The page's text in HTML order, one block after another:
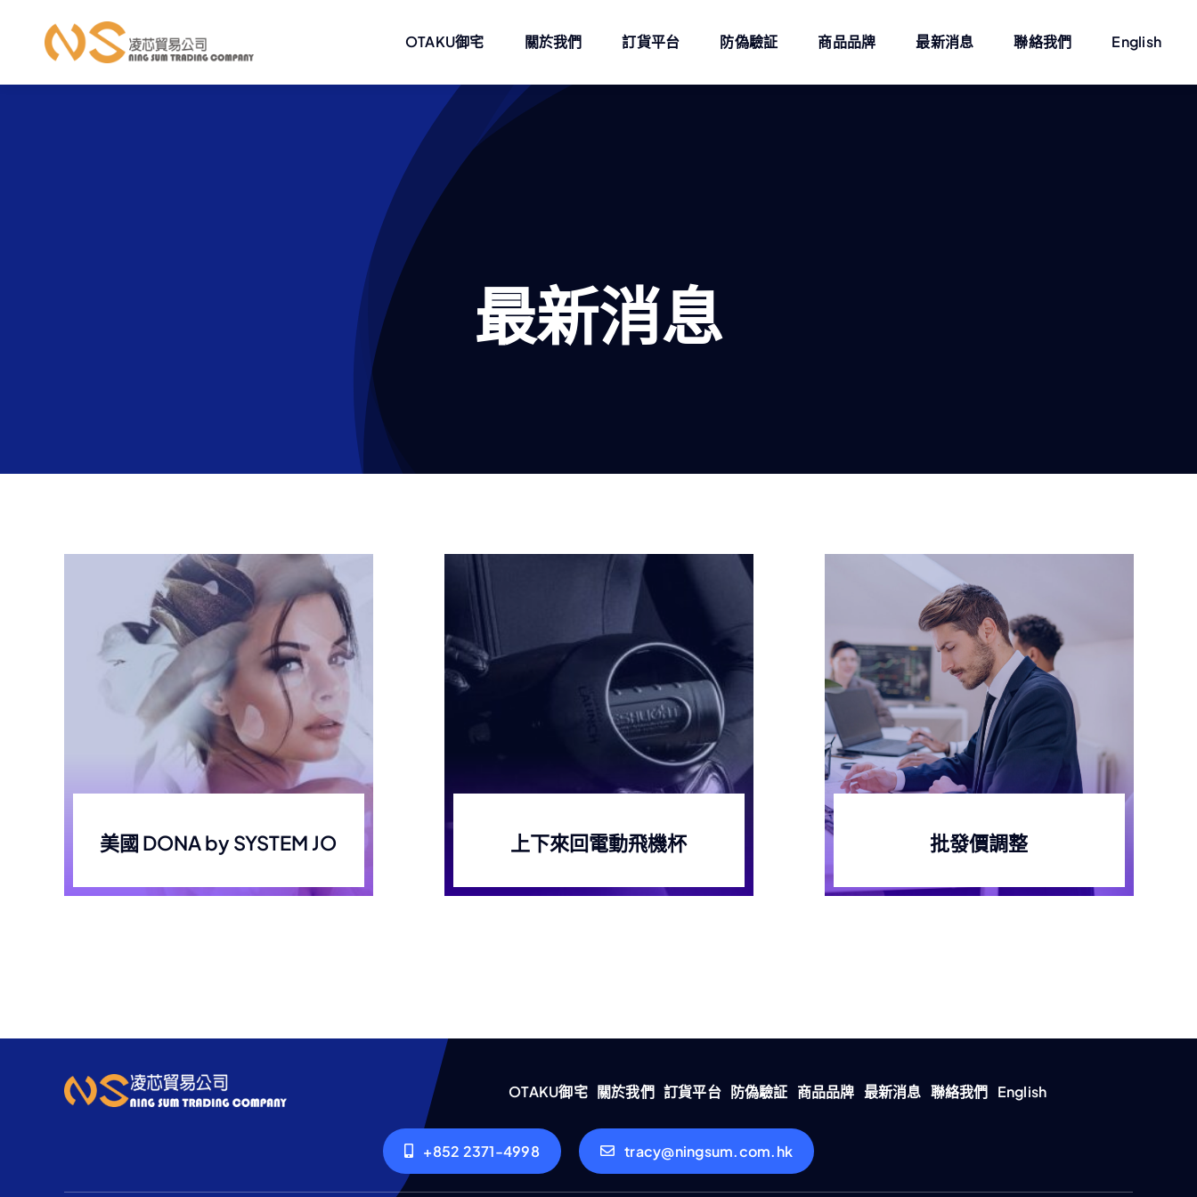
容
OTAKU御宅 關於我們 訂貨平台 防偽驗証 商品品牌 最新消息 聯絡我們 English
最新消息
美國 DONA by SYSTEM JO 上下來回電動飛機杯 批發價調整
OTAKU御宅 關於我們 訂貨平台 防偽驗証 商品品牌 最新消息 聯絡我們 English
+852 2371-4998 tracy@ningsum.com.hk